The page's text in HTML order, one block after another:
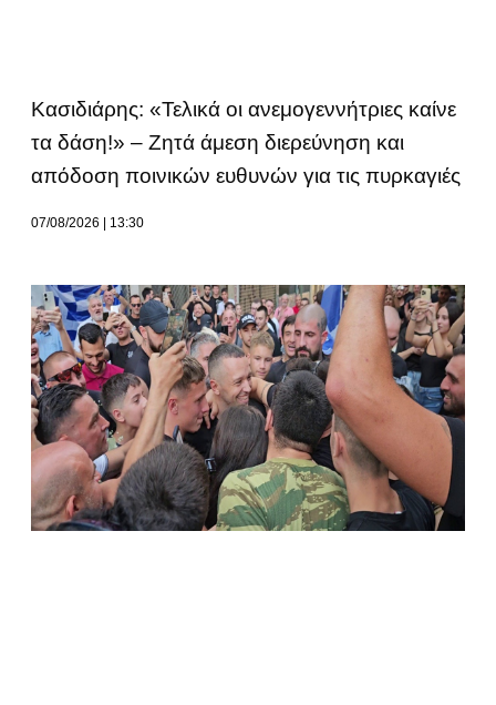
Κασιδιάρης: «Τελικά οι ανεμογεννήτριες καίνε
τα δάση!» – Ζητά άμεση διερεύνηση και
απόδοση ποινικών ευθυνών για τις πυρκαγιές
07/08/2026 13:30